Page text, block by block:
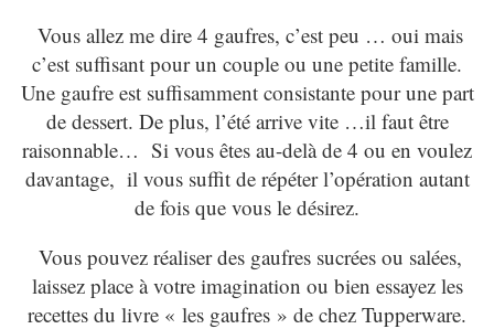
Vous allez me dire 4 gaufres, c’est peu … oui mais
c’est suffisant pour un couple ou une petite famille.
Une gaufre est suffisamment consistante pour une part
de dessert. De plus, l’été arrive vite …il faut être
raisonnable… Si vous êtes au-delà de 4 ou en voulez
davantage, il vous suffit de répéter l’opération autant
de fois que vous le désirez.
Vous pouvez réaliser des gaufres sucrées ou salées,
laissez place à votre imagination ou bien essayez les
recettes du livre « les gaufres » de chez Tupperware.